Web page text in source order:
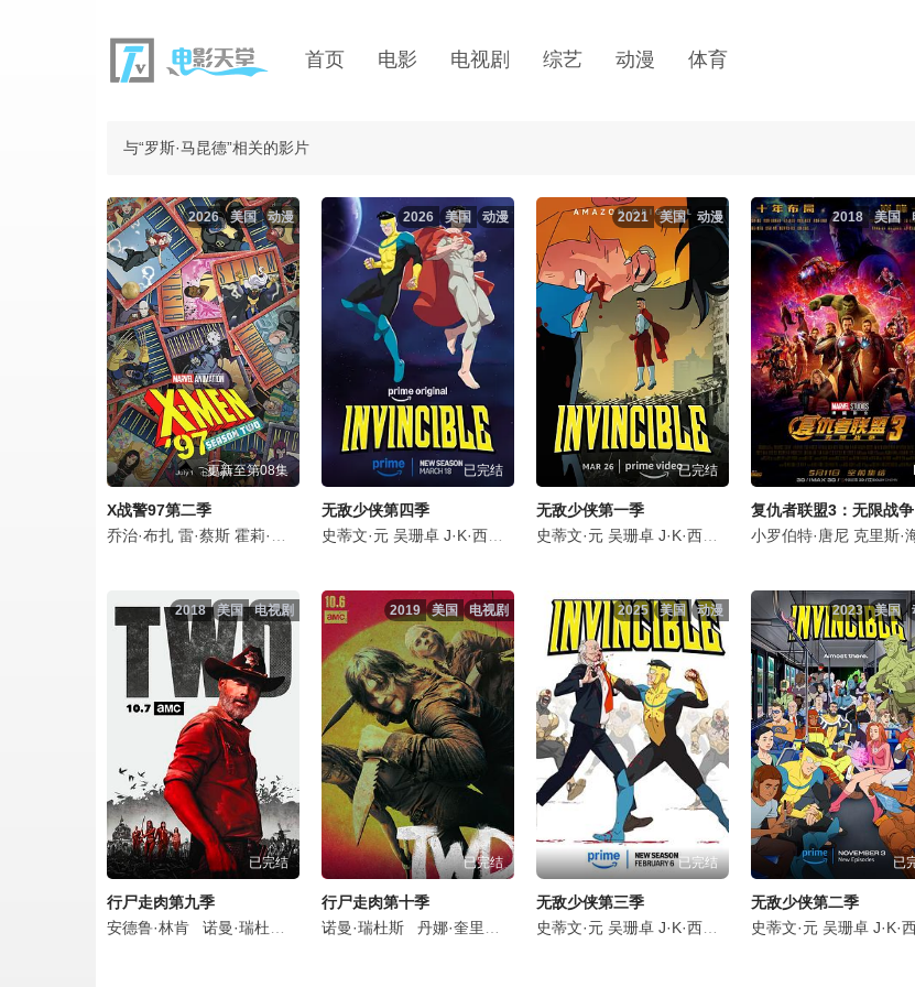
首页 电影 电视剧 综艺 动漫 体育
与“罗斯·马昆德”相关的影片
动漫
美国
2026
更新至第08集
X战警97第二季
乔治·布扎 雷·蔡斯 霍莉·周 卡尔·J·杜德 詹妮弗·黑尔 JP·卡利亚赫 罗斯·马昆德 艾莉森·西莉-史密斯 马修·沃特森 伦诺·赞
动漫
美国
2026
已完结
无敌少侠第四季
史蒂文·元 吴珊卓 J·K·西蒙斯 李·佩斯 马修·瑞斯 丹娜·奎里拉 吉莉安·雅各布斯 莎姬·贝
动漫
美国
2021
已完结
无敌少侠第一季
史蒂文·元 吴珊卓 J·K·西蒙斯 莎姬·贝兹 沃尔顿·戈金斯
美国
2018
复仇者联盟3：无限战争
小罗伯特·唐尼 克里斯·海姆斯
电视剧
美国
2018
已完结
行尸走肉第九季
安德鲁·林肯
诺曼·瑞杜斯 梅丽莎·麦克布莱德 劳伦·科汉 丹娜·奎里拉 钱德勒·里格斯 阿兰娜·莫特森 克里斯蒂·
电视剧
美国
2019
已完结
行尸走肉第十季
诺曼·瑞杜斯
丹娜·奎里拉 梅丽莎·麦克布莱德 乔什·麦克德米特 克里斯蒂·瑟拉图斯
动漫
美国
2025
已完结
无敌少侠第三季
史蒂文·元 吴珊卓 J·K·西蒙斯 沃尔顿·戈金斯 塞斯·罗根
美国
2023
已
无敌少侠第二季
史蒂文·元 吴珊卓 J·K·西蒙